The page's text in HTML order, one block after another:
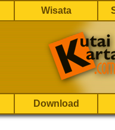
Wisata
Download